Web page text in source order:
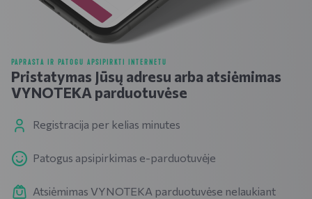
PAPRASTA IR PATOGU APSIPIRKTI INTERNETU
Pristatymas Jūsų adresu arba atsiėmimas
VYNOTEKA parduotuvėse
Registracija per kelias minutes
Patogus apsipirkimas e-parduotuvėje
Atsiėmimas VYNOTEKA parduotuvėse nelaukiant